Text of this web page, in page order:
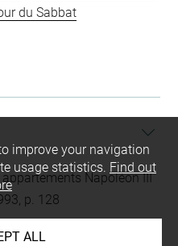
du Sabbat
Napoléon III
p. 128
du
improve your navigation
usage statistics. Find out
ALL